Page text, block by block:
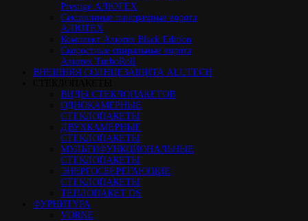
Prestige АЛЮТЕХ
Секционные панорамные ворота
АЛЮТЕХ
Комплект Алютех Black Edition
Скоростные спиральные ворота
Алютех TurboRoll
ВНЕШНЯЯ СОЛНЦЕЗАЩИТА ALUTECH
ВИДЫ СТЕКЛОПАКЕТОВ
ОДНОКАМЕРНЫЕ
СТЕКЛОПАКЕТЫ
ДВУХКАМЕРНЫЕ
СТЕКЛОПАКЕТЫ
МУЛЬТИФУНКЦИОНАЛЬНЫЕ
СТЕКЛОПАКЕТЫ
ЭНЕРГОСБЕРЕГАЮЩИЕ
СТЕКЛОПАКЕТЫ
ТЕПЛОПАКЕТ DS
ФУРНИТУРА
VORNE